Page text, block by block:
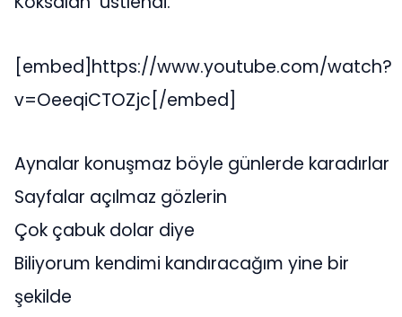
[embed]https://www.youtube.com/watch?
v=OeeqiCTOZjc[/embed]
Aynalar konuşmaz böyle günlerde karadırlar
Sayfalar açılmaz gözlerin
Çok çabuk dolar diye
Biliyorum kendimi kandıracağım yine bir
şekilde